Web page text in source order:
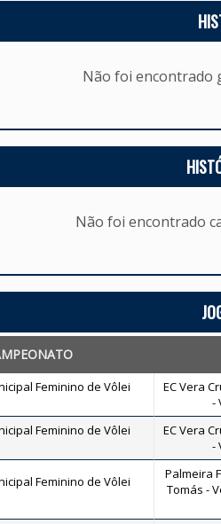
Não foi encontrado
Não foi encontrado
Feminino de Vôlei
EC Vera
-
Feminino de Vôlei
EC Vera
-
Feminino de Vôlei
Palmeira
Tomás -